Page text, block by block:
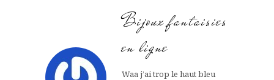
Bijoux fantaisies
en ligne
Waa j’ai trop le haut bleu